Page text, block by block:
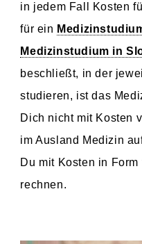
in jedem Fall Kosten
für ein
Medizinstudium in
beschließt, in der
studieren, ist das
Dich nicht mit Kosten
im Ausland Medizin
Du mit Kosten in
rechnen.